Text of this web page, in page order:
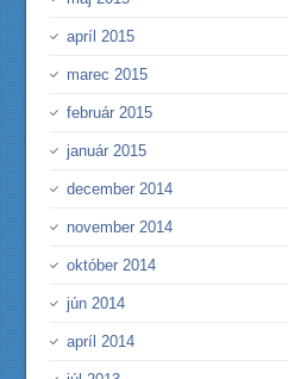
apríl 2015
marec 2015
február 2015
január 2015
december 2014
november 2014
október 2014
jún 2014
apríl 2014